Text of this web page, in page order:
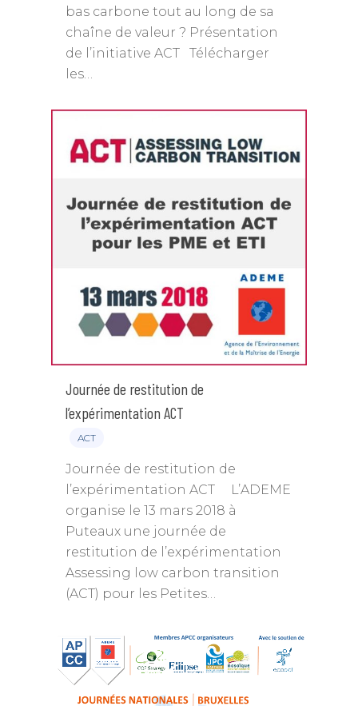
bas carbone tout au long de sa
chaîne de valeur ? Présentation
de l’initiative ACT Télécharger
les…
Journée de restitution de
l’expérimentation ACT
ACT
Journée de restitution de
l’expérimentation ACT L’ADEME
organise le 13 mars 2018 à
Puteaux une journée de
restitution de l’expérimentation
Assessing low carbon transition
(ACT) pour les Petites…